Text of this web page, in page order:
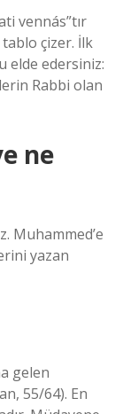
vennás”tır
çizer. İlk
elde edersiniz:
Rabbi olan
ne
Muhammed’e
yazan
gelen
55/64). En